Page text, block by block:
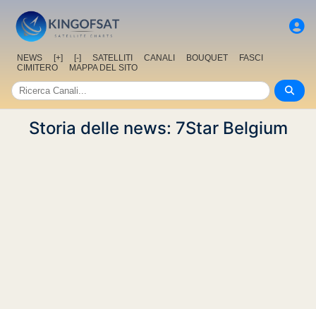
NEWS [+] [-] SATELLITI CANALI BOUQUET
FASCI
CIMITERO
MAPPA DEL SITO
Storia delle news: 7Star Belgium